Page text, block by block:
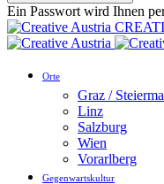
Ein Passwort wird Ihnen
Orte
Graz /
Linz
Salzburg
Wien
Vorarlberg
Gegenwartskultur